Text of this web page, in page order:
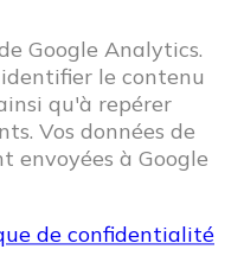
Google Analytics.
le contenu
qu'à repérer
Vos données de
envoyées à Google
de confidentialité